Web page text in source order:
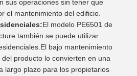
sus operaciones sin tener que
el mantenimiento del edificio.
El modelo PE6501 de
también se puede utilizar
bajo mantenimiento
producto lo convierten en una
largo plazo para los propietarios